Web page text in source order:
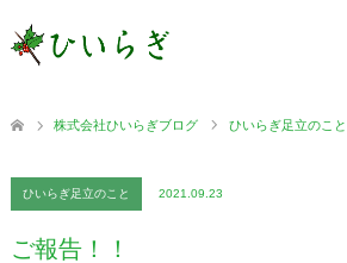
株式会社ひいらぎブログ ひいらぎ足立のこと
ひいらぎ足立のこと 2021.09.23
ご報告！！